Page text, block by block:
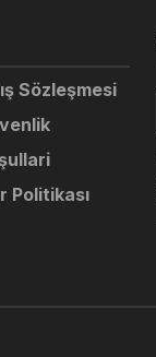
Sözleşmesi
Politikası